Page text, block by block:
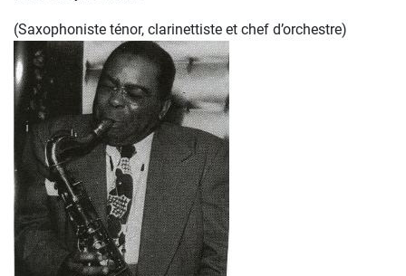
(Saxophoniste ténor, clarinettiste et chef d’orchestre)